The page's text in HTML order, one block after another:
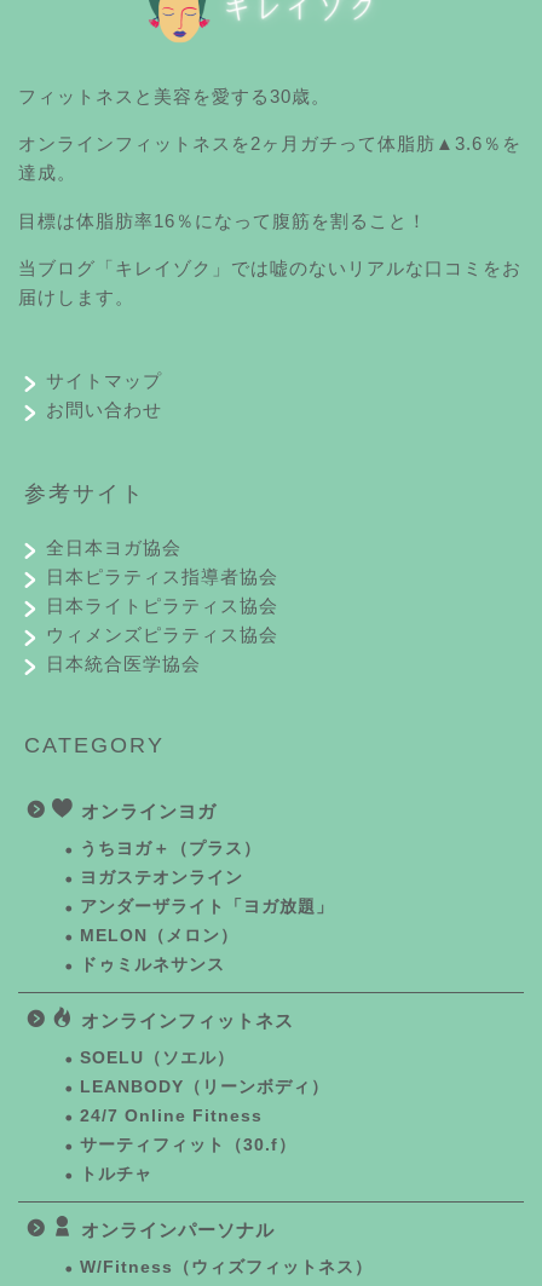
フィットネスと美容を愛する30歳。
オンラインフィットネスを2ヶ月ガチって体脂肪▲3.6％を
達成。
目標は体脂肪率16％になって腹筋を割ること！
当ブログ「キレイゾク」では嘘のないリアルな口コミをお
届けします。
サイトマップ
お問い合わせ
参考サイト
全日本ヨガ協会
日本ピラティス指導者協会
日本ライトピラティス協会
ウィメンズピラティス協会
日本統合医学協会
CATEGORY
オンラインヨガ
うちヨガ＋（プラス）
ヨガステオンライン
アンダーザライト「ヨガ放題」
MELON（メロン）
ドゥミルネサンス
オンラインフィットネス
SOELU（ソエル）
LEANBODY（リーンボディ）
24/7 Online Fitness
サーティフィット（30.f）
トルチャ
オンラインパーソナル
W/Fitness（ウィズフィットネス）